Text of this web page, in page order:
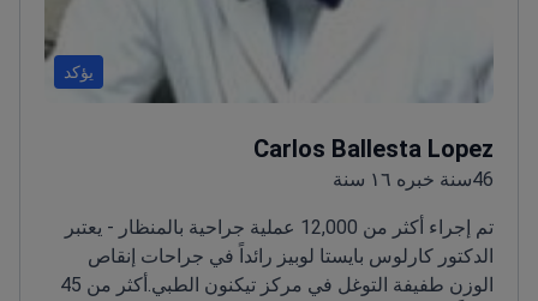
يؤكد
Carlos Ballesta Lopez
46سنة خبره ١٦ سنة
تم إجراء أكثر من 12,000 عملية جراحية بالمنظار - يعتبر
الدكتور كارلوس بايستا لوبيز رائداً في جراحات إنقاص
الوزن طفيفة التوغل في مركز تيكنون الطبي.
أكثر من 45